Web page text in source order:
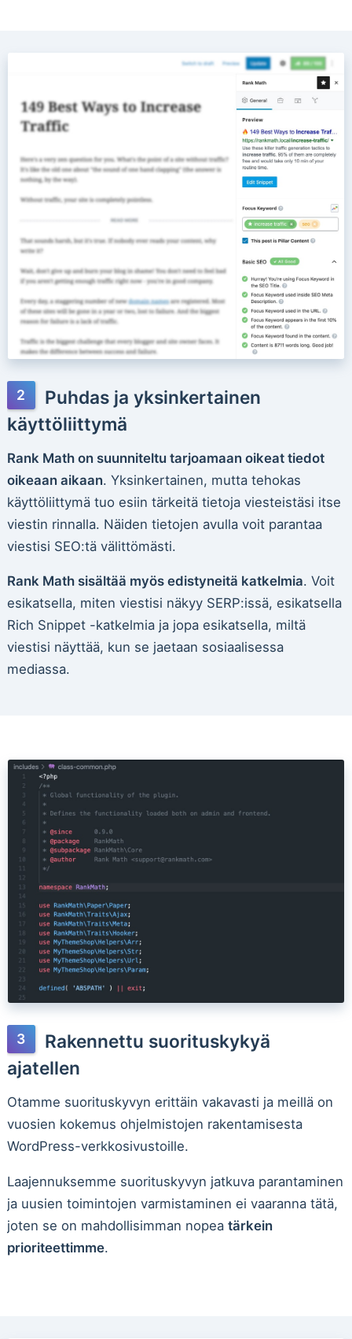
Puhdas ja yksinkertainen
käyttöliittymä
Rank Math on suunniteltu tarjoamaan oikeat tiedot
oikeaan aikaan. Yksinkertainen, mutta tehokas
käyttöliittymä tuo esiin tärkeitä tietoja viesteistäsi itse
viestin rinnalla. Näiden tietojen avulla voit parantaa
viestisi SEO:tä välittömästi.
Rank Math sisältää myös edistyneitä katkelmia. Voit
esikatsella, miten viestisi näkyy SERP:issä, esikatsella
Rich Snippet -katkelmia ja jopa esikatsella, miltä
viestisi näyttää, kun se jaetaan sosiaalisessa
mediassa.
Rakennettu suorituskykyä
ajatellen
Otamme suorituskyvyn erittäin vakavasti ja meillä on
vuosien kokemus ohjelmistojen rakentamisesta
WordPress-verkkosivustoille.
Laajennuksemme suorituskyvyn jatkuva parantaminen
ja uusien toimintojen varmistaminen ei vaaranna tätä,
joten se on mahdollisimman nopea tärkein
prioriteettimme.